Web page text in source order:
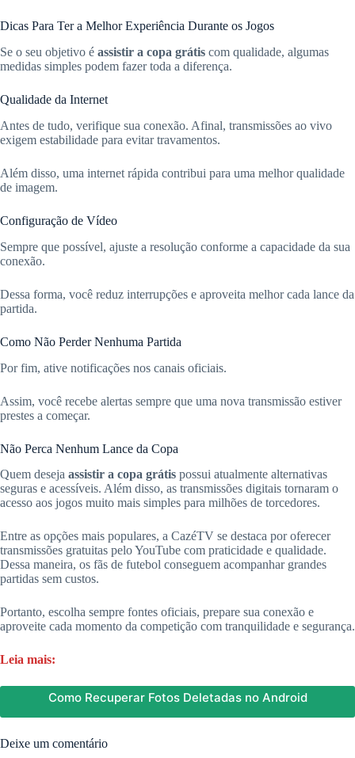
Dicas Para Ter a Melhor Experiência Durante os Jogos
Se o seu objetivo é assistir a copa grátis com qualidade, algumas
medidas simples podem fazer toda a diferença.
Qualidade da Internet
Antes de tudo, verifique sua conexão. Afinal, transmissões ao vivo
exigem estabilidade para evitar travamentos.
Além disso, uma internet rápida contribui para uma melhor qualidade
de imagem.
Configuração de Vídeo
Sempre que possível, ajuste a resolução conforme a capacidade da sua
conexão.
Dessa forma, você reduz interrupções e aproveita melhor cada lance da
partida.
Como Não Perder Nenhuma Partida
Por fim, ative notificações nos canais oficiais.
Assim, você recebe alertas sempre que uma nova transmissão estiver
prestes a começar.
Não Perca Nenhum Lance da Copa
Quem deseja assistir a copa grátis possui atualmente alternativas
seguras e acessíveis. Além disso, as transmissões digitais tornaram o
acesso aos jogos muito mais simples para milhões de torcedores.
Entre as opções mais populares, a CazéTV se destaca por oferecer
transmissões gratuitas pelo YouTube com praticidade e qualidade.
Dessa maneira, os fãs de futebol conseguem acompanhar grandes
partidas sem custos.
Portanto, escolha sempre fontes oficiais, prepare sua conexão e
aproveite cada momento da competição com tranquilidade e segurança.
Leia mais:
Como Recuperar Fotos Deletadas no Android
Deixe um comentário